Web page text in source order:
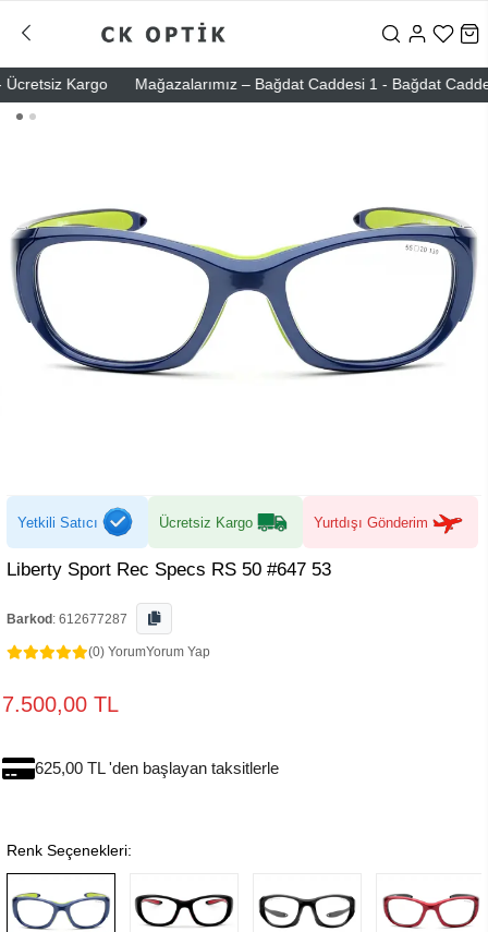
Kargo Mağazalarımız – Bağdat Caddesi 1 - Bağdat
Yetkili Satıcı Ücretsiz Kargo Yurtdışı Gönderim
Liberty Sport Rec Specs RS 50 #647 53
Barkod : 612677287
(0) YorumYorum Yap
7.500,00 TL
625,00 TL 'den başlayan taksitlerle
Renk Seçenekleri: